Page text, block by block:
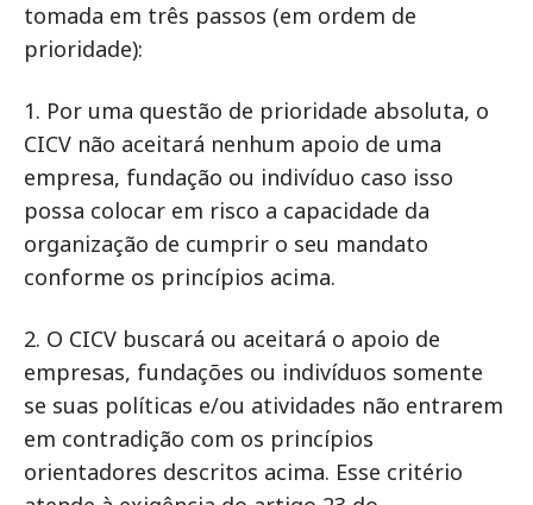
tomada em três passos (em ordem de
prioridade):
1. Por uma questão de prioridade absoluta, o
CICV não aceitará nenhum apoio de uma
empresa, fundação ou indivíduo caso isso
possa colocar em risco a capacidade da
organização de cumprir o seu mandato
conforme os princípios acima.
2. O CICV buscará ou aceitará o apoio de
empresas, fundações ou indivíduos somente
se suas políticas e/ou atividades não entrarem
em contradição com os princípios
orientadores descritos acima. Esse critério